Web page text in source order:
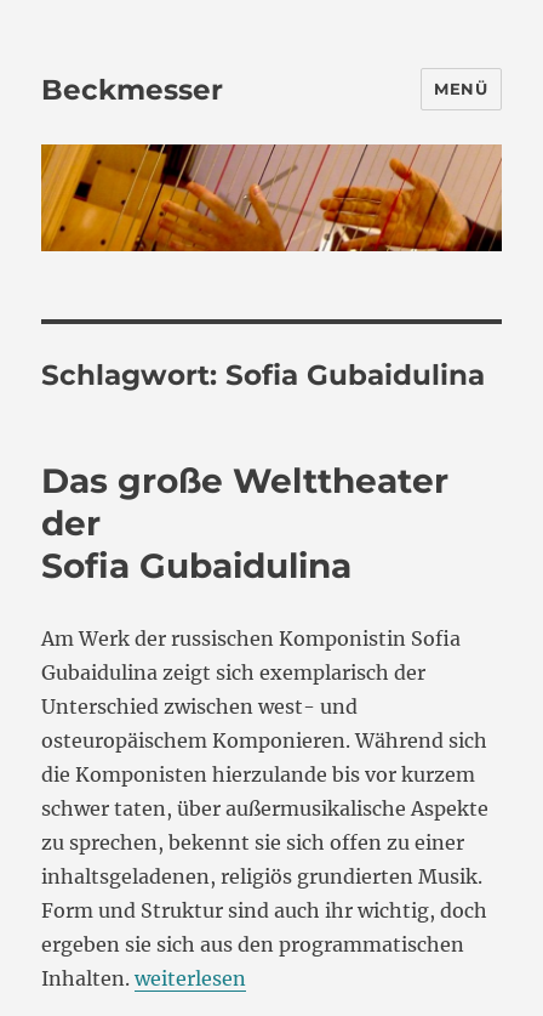
Beckmesser MENÜ
Schlagwort:Sofia Gubaidulina
Das große Welttheater
der
Sofia Gubaidulina
Am Werk der russischen Komponistin Sofia
Gubaidulina zeigt sich exemplarisch der
Unterschied zwischen west- und
osteuropäischem Komponieren. Während sich
die Komponisten hierzulande bis vor kurzem
schwer taten, über außermusikalische Aspekte
zu sprechen, bekennt sie sich offen zu einer
inhaltsgeladenen, religiös grundierten Musik.
Form und Struktur sind auch ihr wichtig, doch
ergeben sie sich aus den programmatischen
Inhalten.„Das große Welttheater der
weiterlesen